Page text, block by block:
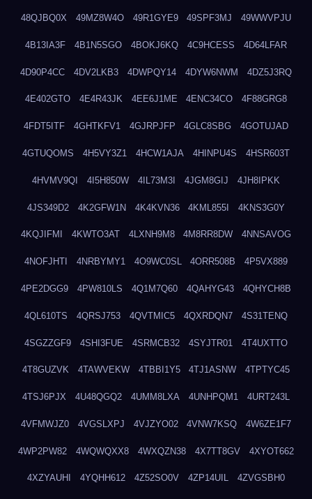
48QJBQ0X 49MZ8W4O 49R1GYE9 49SPF3MJ 49WWVPJU
4B13IA3F 4B1N5SGO 4BOKJ6KQ 4C9HCESS 4D64LFAR
4D90P4CC 4DV2LKB3 4DWPQY14 4DYW6NWM 4DZ5J3RQ
4E402GTO 4E4R43JK 4EE6J1ME 4ENC34CO 4F88GRG8
4FDT5ITF 4GHTKFV1 4GJRPJFP 4GLC8SBG 4GOTUJAD
4GTUQOMS 4H5VY3Z1 4HCW1AJA 4HINPU4S 4HSR603T
4HVMV9QI 4I5H850W 4IL73M3I 4JGM8GIJ 4JH8IPKK
4JS349D2 4K2GFW1N 4K4KVN36 4KML855I 4KNS3G0Y
4KQJIFMI 4KWTO3AT 4LXNH9M8 4M8RR8DW 4NNSAVOG
4NOFJHTI 4NRBYMY1 4O9WC0SL 4ORR508B 4P5VX889
4PE2DGG9 4PW810LS 4Q1M7Q60 4QAHYG43 4QHYCH8B
4QL610TS 4QRSJ753 4QVTMIC5 4QXRDQN7 4S31TENQ
4SGZZGF9 4SHI3FUE 4SRMCB32 4SYJTR01 4T4UXTTO
4T8GUZVK 4TAWVEKW 4TBBI1Y5 4TJ1ASNW 4TPTYC45
4TSJ6PJX 4U48QGQ2 4UMM8LXA 4UNHPQM1 4URT243L
4VFMWJZ0 4VGSLXPJ 4VJZYO02 4VNW7KSQ 4W6ZE1F7
4WP2PW82 4WQWQXX8 4WXQZN38 4X7TT8GV 4XYOT662
4XZYAUHI 4YQHH612 4Z52SO0V 4ZP14UIL 4ZVGSBH0